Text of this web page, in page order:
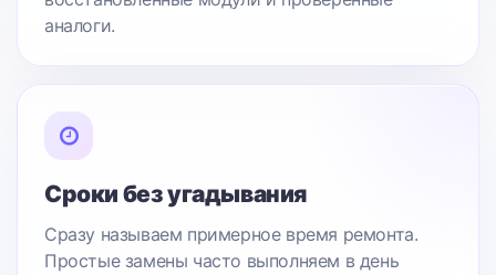
аналоги.
Сроки без угадывания
Сразу называем примерное время ремонта.
Простые замены часто выполняем в день